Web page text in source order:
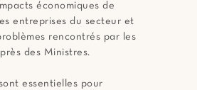
économiques de
entreprises du secteur et
rencontrés par les
des Ministres.
essentielles pour